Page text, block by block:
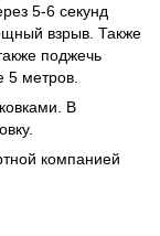
5-6 секунд
взрыв. Также
поджечь
5 метров.
В
компанией